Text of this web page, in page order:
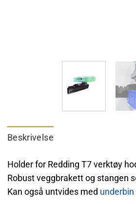
Beskrivelse
Holder for Redding T7 verktøy
Robust veggbrakett og stangen
Kan også untvides med